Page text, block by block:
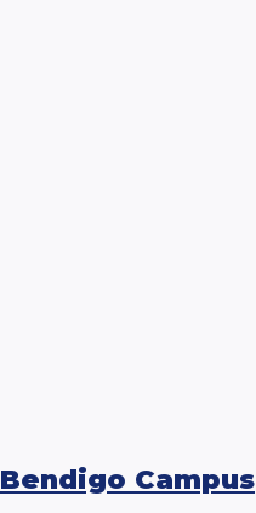
Bendigo Campus